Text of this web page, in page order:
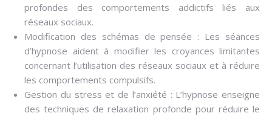
profondes des comportements addictifs liés aux
réseaux sociaux.
Modification des schémas de pensée : Les séances
d’hypnose aident à modifier les croyances limitantes
concernant l’utilisation des réseaux sociaux et à réduire
les comportements compulsifs.
Gestion du stress et de l’anxiété : L’hypnose enseigne
des techniques de relaxation profonde pour réduire le